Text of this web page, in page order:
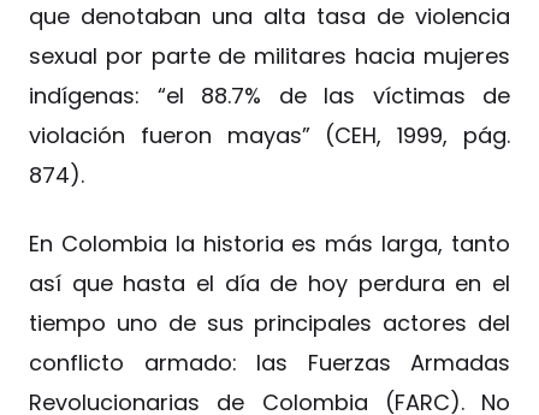
que denotaban una alta tasa de violencia
sexual por parte de militares hacia mujeres
indígenas: “el 88.7% de las víctimas de
violación fueron mayas” (CEH, 1999, pág.
874).
En Colombia la historia es más larga, tanto
así que hasta el día de hoy perdura en el
tiempo uno de sus principales actores del
conflicto armado: las Fuerzas Armadas
Revolucionarias de Colombia (FARC). No